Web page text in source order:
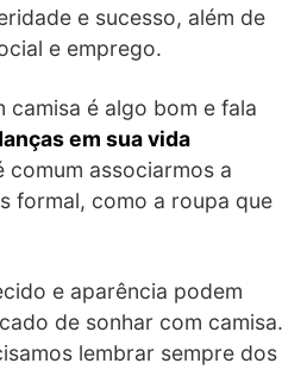
e sucesso, além de
e emprego.
camisa é algo bom e fala
em sua vida
comum associarmos a
formal, como a roupa que
e aparência podem
de sonhar com camisa.
lembrar sempre dos